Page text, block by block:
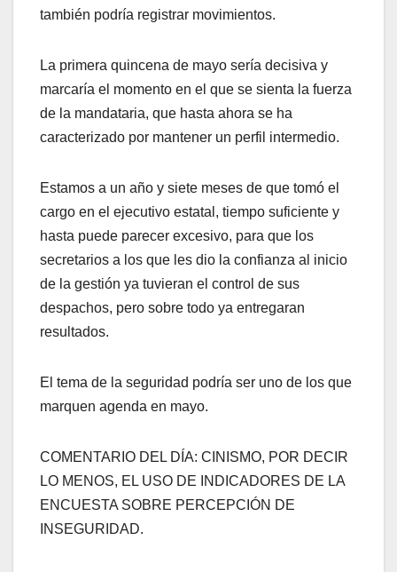
también podría registrar movimientos.
La primera quincena de mayo sería decisiva y
marcaría el momento en el que se sienta la fuerza
de la mandataria, que hasta ahora se ha
caracterizado por mantener un perfil intermedio.
Estamos a un año y siete meses de que tomó el
cargo en el ejecutivo estatal, tiempo suficiente y
hasta puede parecer excesivo, para que los
secretarios a los que les dio la confianza al inicio
de la gestión ya tuvieran el control de sus
despachos, pero sobre todo ya entregaran
resultados.
El tema de la seguridad podría ser uno de los que
marquen agenda en mayo.
COMENTARIO DEL DÍA: CINISMO, POR DECIR
LO MENOS, EL USO DE INDICADORES DE LA
ENCUESTA SOBRE PERCEPCIÓN DE
INSEGURIDAD.